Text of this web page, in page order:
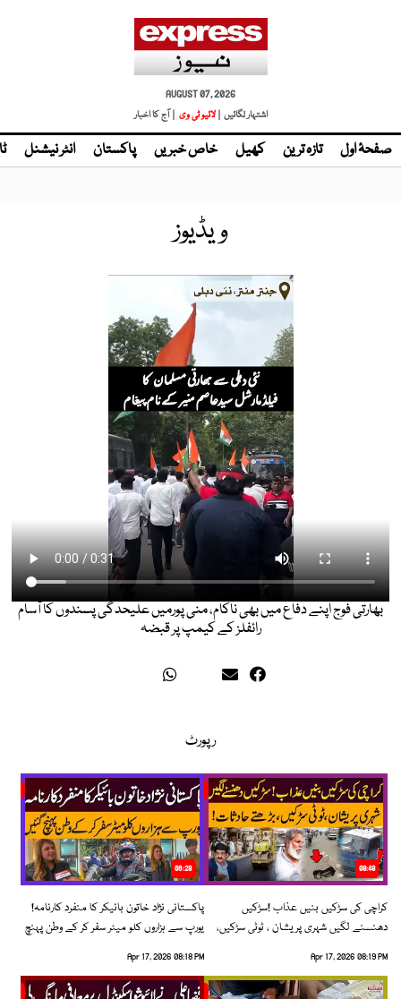
AUGUST 07, 2026
اشتہار لگائیں | لائیو ٹی وی | آج کا اخبار
صفحۂ اول تازہ ترین کھیل خاص خبریں پاکستان انٹر نیشنل
ویڈیوز
بھارتی فوج اپنے دفاع میں بھی ناکام، منی پورمیں علیحدگی پسندوں کا آسام
رائفلز کے کیمپ پر قبضہ
رپورٹ
08:48
کراچی کی سڑکیں بنیں عذاب !سڑکیں
دھنسنے لگیں شہری پریشان ، ٹوٹی سڑکیں،
Apr 17, 2026 08:19 PM
06:28
پاکستانی نژاد خاتون بائیکر کا منفرد کارنامہ!
یورپ سے ہزاروں کلو میٹر سفر کر کے وطن پہنچ
Apr 17, 2026 08:18 PM